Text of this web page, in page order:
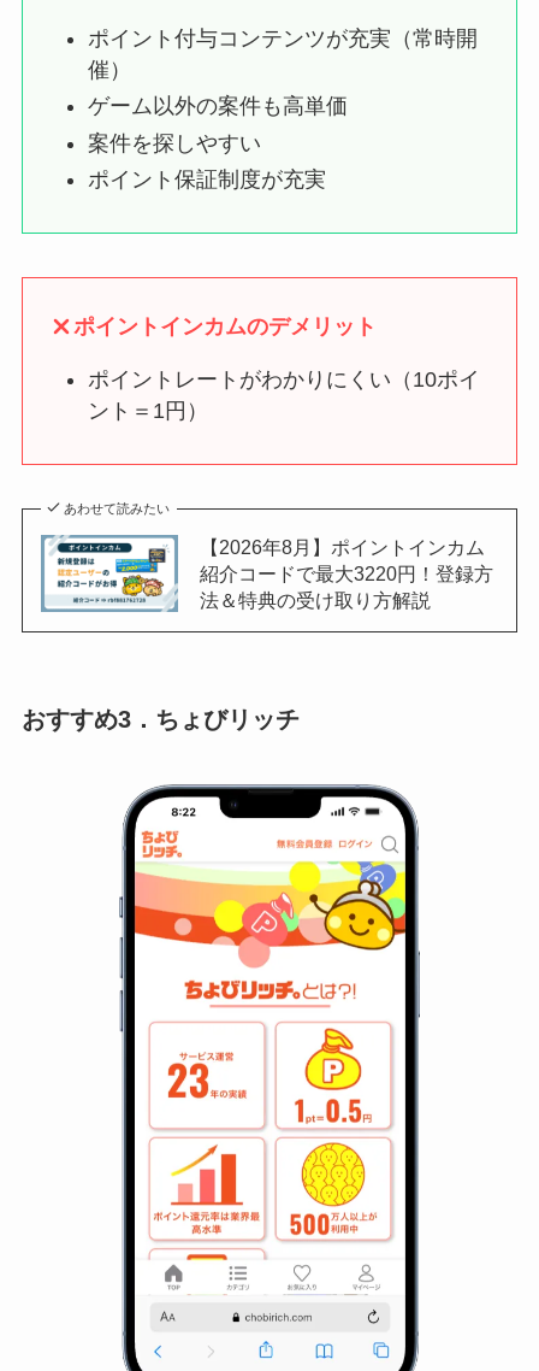
ポイント付与コンテンツが充実（常時開
催）
ゲーム以外の案件も高単価
案件を探しやすい
ポイント保証制度が充実
ポイントインカムのデメリット
ポイントレートがわかりにくい（10ポイ
ント＝1円）
あわせて読みたい
【2026年8月】ポイントインカム
紹介コードで最大3220円！登録方
法＆特典の受け取り方解説
おすすめ3．ちょびリッチ